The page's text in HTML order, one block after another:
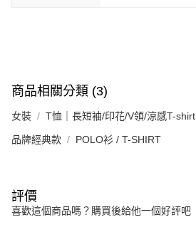
商品相關分類 (3)
女裝 T恤｜長短袖/印花/V領/涼感T-shirt
品牌經典款 POLO衫 / T-SHIRT
評價
喜歡這個商品嗎？購買後給他一個好評吧